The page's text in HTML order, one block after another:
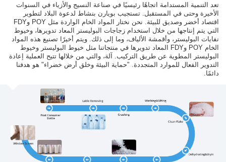
تعد التنمية المستدامة اتجاهًا رئيسيًا في صناعة النسيج والأزياء في السنوات
الأخيرة وحتى في المستقبل. تستجيب بويارن بنشاط لدعوة البلاد لتطوير
اقتصاد أخضر وصديق للبيئة. نحن نختار المواد الخام الواردة مثل POY وFDY
التي يتم إنتاجها من خلال استخدام زجاجات البوليستر المعاد تدويرها، وخيوط
نفايات البوليستر، وأقمشة الألياف، وما إلى ذلك. ويتم أخيرًا تصنيع هذه المواد
الخام POY وFDY المعاد تدويرها في منتجاتنا مثل خيوط البوليستر وخيوط
البوليستر المطوية عن طريق التركيب. آلة، والتي من خلالها تتيح العملية إعادة
التدوير الفعال للموارد المتجددة. "حماية البيئة وخلق أرض خضراء" هو هدفنا
دائمًا.